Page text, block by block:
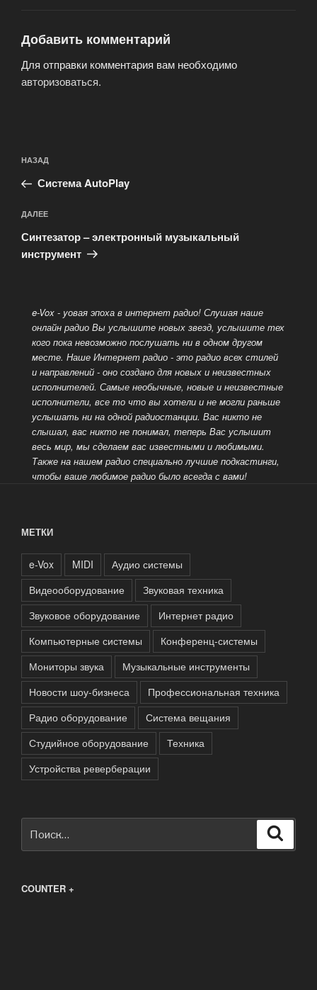
Добавить комментарий
Для отправки комментария вам необходимо
авторизоваться.
по
записям
Предыдущая
запись:
НАЗАД
Система AutoPlay
Следующая
запись
ДАЛЕЕ
Синтезатор – электронный музыкальный
инструмент
e-Vox - yовая эпоха в интернет радио! Слушая наше
онлайн радио Вы услышите новых звезд, услышите тех
кого пока невозможно послушать ни в одном другом
месте. Наше Интернет радио - это радио всех стилей
и направлений - оно создано для новых и неизвестных
исполнителей. Самые необычные, новые и неизвестные
исполнители, все то что вы хотели и не могли раньше
услышать ни на одной радиостанции. Вас никто не
слышал, вас никто не понимал, теперь Вас услышит
весь мир, мы сделаем вас известными и любимыми.
Также на нашем радио специально лучшие подкастинги,
чтобы ваше любимое радио было всегда с вами!
МЕТКИ
e-Vox MIDI
Аудио системы
Видеооборудование
Звуковая техника
Звуковое оборудование
Интернет радио
Компьютерные системы
Конференц-системы
Мониторы звука
Музыкальные инструменты
Новости шоу-бизнеса
Профессиональная техника
Радио оборудование
Система вещания
Студийное оборудование
Техника
Устройства реверберации
COUNTER +